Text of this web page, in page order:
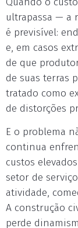
ultrapassa — a
é previsível:
e, em casos
de que
de suas terras
tratado como
de distorções
E o problema
continua
custos
setor de
atividade,
A construção
perde